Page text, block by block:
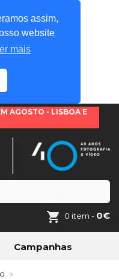
assim,
website
mais
AGOSTO - LISBOA E
0 item - 0€
Campanhas